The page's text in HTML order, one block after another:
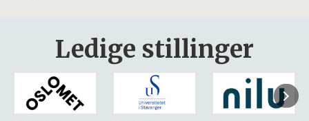
Ledige stillinger